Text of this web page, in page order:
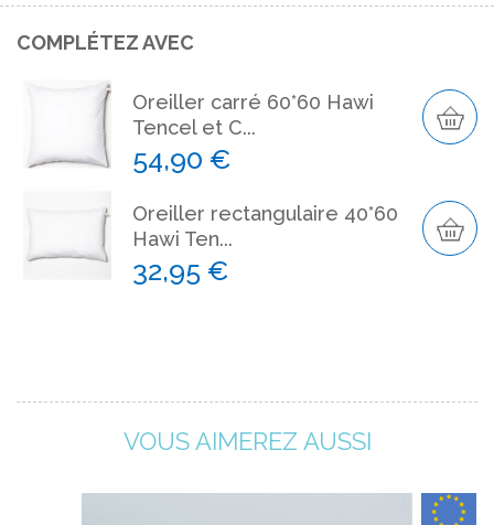
COMPLÉTEZ AVEC
Oreiller carré 60*60 Hawi
Tencel et C...
54,90 €
Oreiller rectangulaire 40*60
Hawi Ten...
32,95 €
VOUS AIMEREZ AUSSI